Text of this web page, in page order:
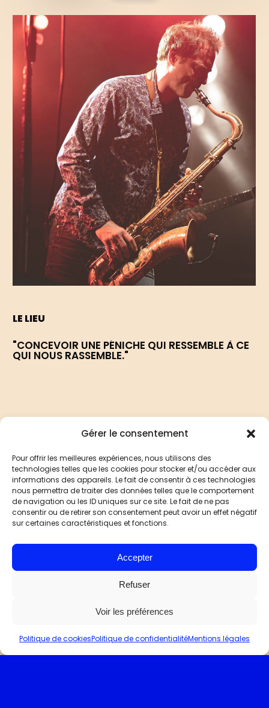
Gérer le consentement
Pour offrir les meilleures expériences, nous utilisons des
technologies telles que les cookies pour stocker et/ou accéder aux
informations des appareils. Le fait de consentir à ces technologies
nous permettra de traiter des données telles que le comportement
de navigation ou les ID uniques sur ce site. Le fait de ne pas
consentir ou de retirer son consentement peut avoir un effet négatif
sur certaines caractéristiques et fonctions.
Accepter
Refuser
Voir les préférences
Politique de cookiesPolitique de confidentialitéMentions légales
LE LIEU
"CONCEVOIR UNE PÉNICHE QUI RESSEMBLE À CE
QUI NOUS RASSEMBLE."
Le site, attractif et utile(achat de places de